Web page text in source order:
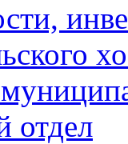
отдел